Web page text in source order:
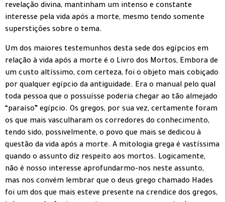
revelação divina, mantinham um intenso e constante
interesse pela vida após a morte, mesmo tendo somente
superstições sobre o tema.
Um dos maiores testemunhos desta sede dos egípcios em
relação à vida após a morte é o Livro dos Mortos, Embora de
um custo altíssimo, com certeza, foi o objeto mais cobiçado
por qualquer egípcio da antiguidade. Era o manual pelo qual
toda pessoa que o possuísse poderia chegar ao tão almejado
“paraíso” egípcio. Os gregos, por sua vez, certamente foram
os que mais vasculharam os corredores do conhecimento,
tendo sido, possivelmente, o povo que mais se dedicou à
questão da vida após a morte. A mitologia grega é vastíssima
quando o assunto diz respeito aos mortos. Logicamente,
não é nosso interesse aprofundarmo-nos neste assunto,
mas nos convém lembrar que o deus grego chamado Hades
foi um dos que mais esteve presente na crendice dos gregos,